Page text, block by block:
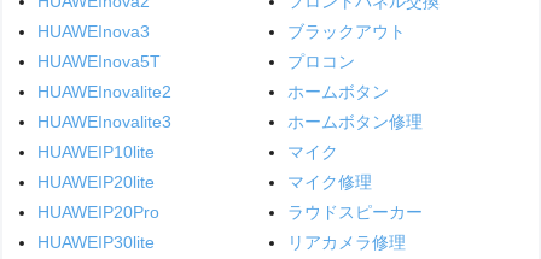
HUAWEInova3
HUAWEInova5T
HUAWEInovalite2
HUAWEInovalite3
HUAWEIP10lite
HUAWEIP20lite
HUAWEIP20Pro
HUAWEIP30lite
ブラックアウト
プロコン
ホームボタン
ホームボタン修理
マイク
マイク修理
ラウドスピーカー
リアカメラ修理